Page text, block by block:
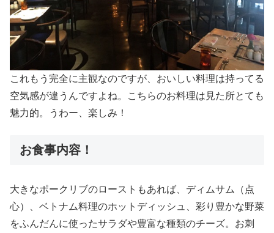
これもう完全に主観なのですが、おいしい料理は持ってる
空気感が違うんですよね。こちらのお料理は見た所とても
魅力的。うわー、楽しみ！
お食事内容！
大きなポークリブのローストもあれば、ディムサム（点
心）、ベトナム料理のホットディッシュ、彩り豊かな野菜
をふんだんに使ったサラダや豊富な種類のチーズ。お刺